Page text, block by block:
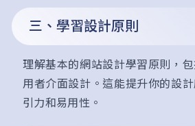
三、學習設計原則
理解基本的網站設計學習原則，
用者介面設計。這能提升你的設
引力和易用性。